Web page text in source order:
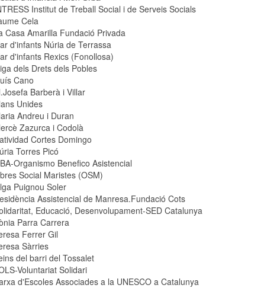
Institut de Treball Social i de Serveis Socials
Cela
Casa Amarilla Fundació Privada
d'infants Núria de Terrassa
d'infants Rexics (Fonollosa)
dels Drets dels Pobles
Cano
Barberà i Villar
Unides
Andreu i Duran
Zazurca i Codolà
Cortes Domingo
Torres Picó
Organismo Benefico Asistencial
Social Maristes (OSM)
Puignou Soler
Assistencial de Manresa.Fundació Cots
Educació, Desenvolupament-SED Catalunya
Parra Carrera
Ferrer Gil
Sàrries
del barri del Tossalet
Voluntariat Solidari
d'Escoles Associades a la UNESCO a Catalunya